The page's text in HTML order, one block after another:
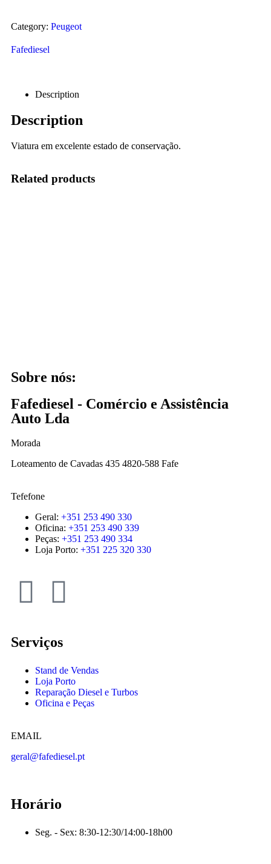
Category: Peugeot
Fafediesel
Description
Description
Viatura em excelente estado de conservação.
Related products
Sobre nós:
Fafediesel - Comércio e Assistência
Auto Lda
Morada
Loteamento de Cavadas 435 4820-588 Fafe
Tefefone
Geral: +351 253 490 330
Oficina: +351 253 490 339
Peças: +351 253 490 334
Loja Porto: +351 225 320 330
Serviços
Stand de Vendas
Loja Porto
Reparação Diesel e Turbos
Oficina e Peças
EMAIL
geral@fafediesel.pt
Horário
Seg. - Sex: 8:30-12:30/14:00-18h00